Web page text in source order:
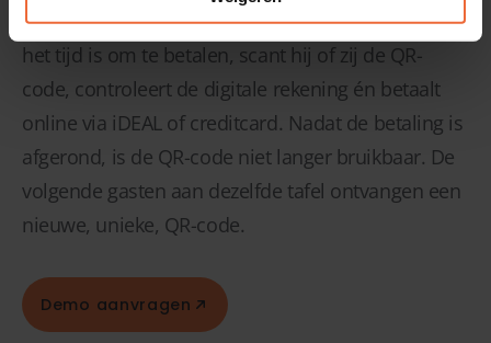
QR-code bijgeboekt. Wanneer je gast besluit dat
het tijd is om te betalen, scant hij of zij de QR-
code, controleert de digitale rekening én betaalt
online via iDEAL of creditcard. Nadat de betaling is
afgerond, is de QR-code niet langer bruikbaar. De
volgende gasten aan dezelfde tafel ontvangen een
nieuwe, unieke, QR-code.
Demo aanvragen